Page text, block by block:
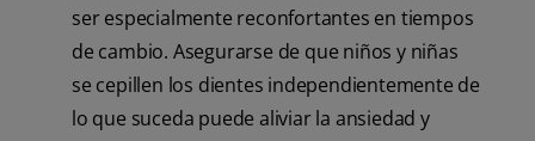
ser especialmente reconfortantes en tiempos
de cambio. Asegurarse de que niños y niñas
se cepillen los dientes independientemente de
lo que suceda puede aliviar la ansiedad y